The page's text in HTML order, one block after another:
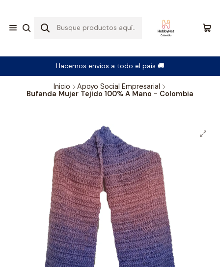
Hacemos envíos a todo el país 🚚
Inicio
Apoyo Social Empresarial
Bufanda Mujer Tejido 100% A Mano - Colombia